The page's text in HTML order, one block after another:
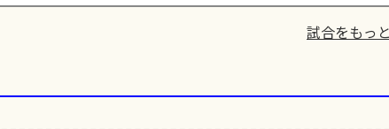
試合をもっ